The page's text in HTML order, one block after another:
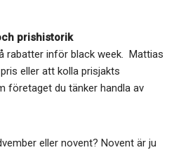
prishistorik
rabatter inför black week. Mattias
eller att kolla prisjakts
företaget du tänker handla av
eller novent? Novent är ju